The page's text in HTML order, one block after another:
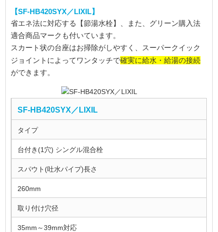
【SF-HB420SYX／LIXIL】
省エネ法に対応する【節湯水栓】、また、グリーン購入法
適合商品マークも付いています。
スカート状の台座はお掃除がしやすく、スーパークイック
ジョイントによってワンタッチで確実に給水・給湯の接続
ができます。
SF-HB420SYX／LIXIL
タイプ
台付き(1穴) シングル混合栓
スパウト(吐水パイプ)長さ
260mm
取り付け穴径
35mm～39mm対応